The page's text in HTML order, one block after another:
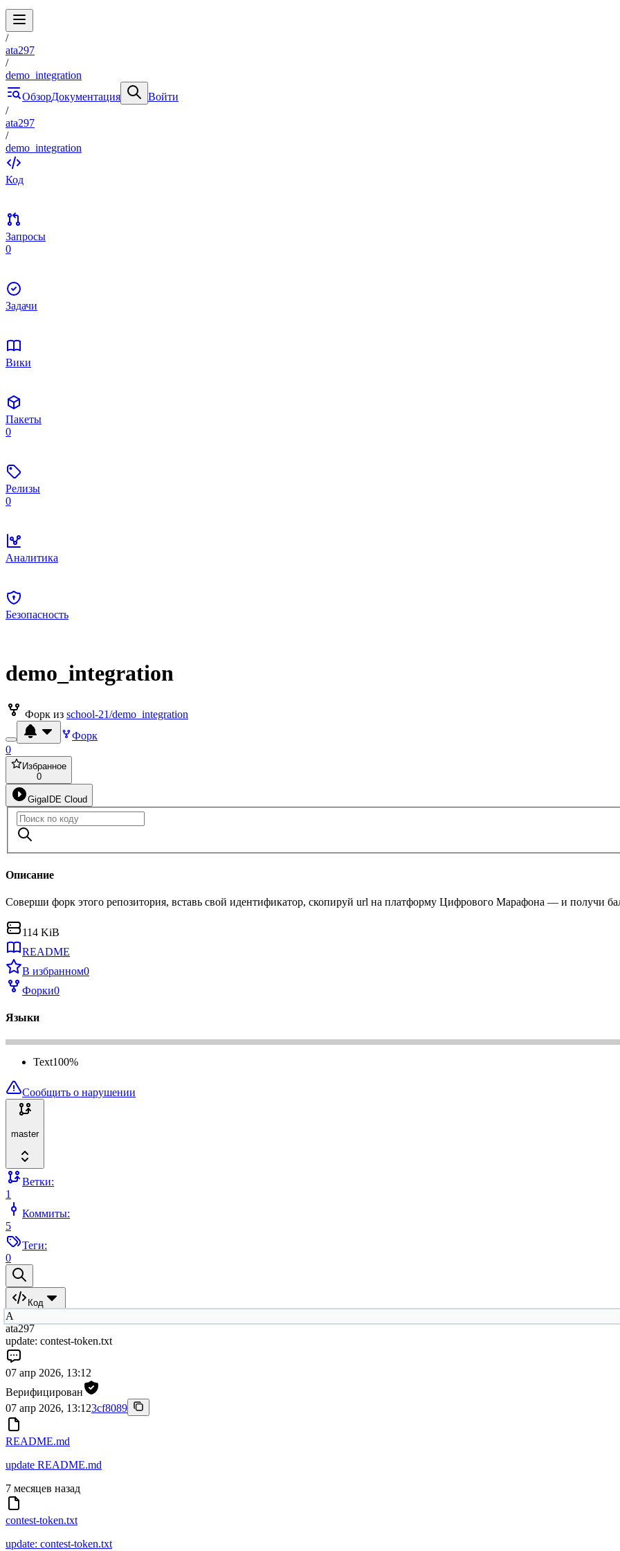
/
ata297
/
demo_integration
ОбзорДокументация
Войти
/
ata297
/
demo_integration
Код
Запросы
0
Задачи
Вики
Пакеты
0
Релизы
0
Аналитика
Безопасность
demo_integration
Форк из school-21/demo_integration
Форк
0
Избранное
0
GigaIDE Cloud
Описание
Соверши форк этого репозитория, вставь свой идентификатор, скопируй url на платформу Цифрового Марафона — и получи
114 KiB
README
В избранном0
Форки0
Языки
Text100%
Сообщить о нарушении
master
Ветки:
1
Коммиты:
5
Теги:
0
Код
A
ata297
update: contest-token.txt
07 апр 2026, 13:12
Верифицирован
07 апр 2026, 13:123cf8089
README.md
update README.md
7 месяцев назад
contest-token.txt
update: contest-token.txt